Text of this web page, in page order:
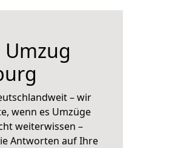
– wir
wenn es Umzüge
weiterwissen –
Antworten auf Ihre